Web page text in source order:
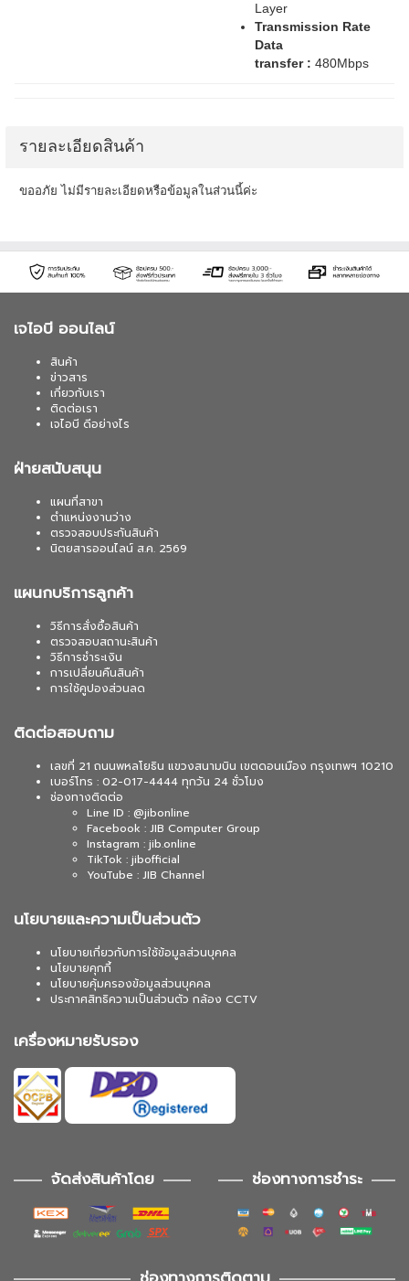
Layer
Transmission Rate
Data
transfer : 480Mbps
รายละเอียดสินค้า
ขออภัย ไม่มีรายละเอียดหรือข้อมูลในส่วนนี้ค่ะ
เจไอบี ออนไลน์
สินค้า
ข่าวสาร
เกี่ยวกับเรา
ติดต่อเรา
เจไอบี ดีอย่างไร
ฝ่ายสนับสนุน
แผนที่สาขา
ตำแหน่งงานว่าง
ตรวจสอบประกันสินค้า
นิตยสารออนไลน์ ส.ค. 2569
แผนกบริการลูกค้า
วิธีการสั่งซื้อสินค้า
ตรวจสอบสถานะสินค้า
วิธีการชำระเงิน
การเปลี่ยนคืนสินค้า
การใช้คูปองส่วนลด
ติดต่อสอบถาม
เลขที่ 21 ถนนพหลโยธิน แขวงสนามบิน เขตดอนเมือง กรุงเทพฯ 10210
เบอร์โทร : 02-017-4444 ทุกวัน 24 ชั่วโมง
ช่องทางติดต่อ
Line ID : @jibonline
Facebook : JIB Computer Group
Instagram : jib.online
TikTok : jibofficial
YouTube : JIB Channel
นโยบายและความเป็นส่วนตัว
นโยบายเกี่ยวกับการใช้ข้อมูลส่วนบุคคล
นโยบายคุกกี้
นโยบายคุ้มครองข้อมูลส่วนบุคคล
ประกาศสิทธิความเป็นส่วนตัว กล้อง CCTV
เครื่องหมายรับรอง
จัดส่งสินค้าโดย ช่องทางการชำระ